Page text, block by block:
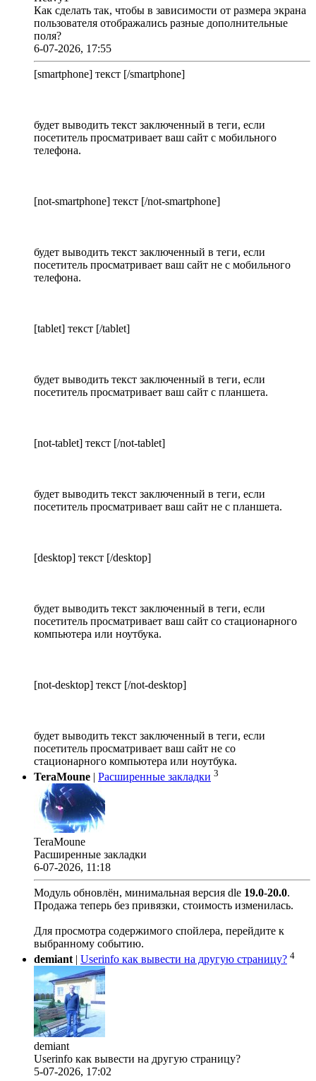
Как сделать так, чтобы в зависимости от размера экрана
пользователя отображались разные дополнительные
поля?
6-07-2026, 17:55
[smartphone] текст [/smartphone]
будет выводить текст заключенный в теги, если
посетитель просматривает ваш сайт с мобильного
телефона.
[not-smartphone] текст [/not-smartphone]
будет выводить текст заключенный в теги, если
посетитель просматривает ваш сайт не с мобильного
телефона.
[tablet] текст [/tablet]
будет выводить текст заключенный в теги, если
посетитель просматривает ваш сайт с планшета.
[not-tablet] текст [/not-tablet]
будет выводить текст заключенный в теги, если
посетитель просматривает ваш сайт не с планшета.
[desktop] текст [/desktop]
будет выводить текст заключенный в теги, если
посетитель просматривает ваш сайт со стационарного
компьютера или ноутбука.
[not-desktop] текст [/not-desktop]
будет выводить текст заключенный в теги, если
посетитель просматривает ваш сайт не со
стационарного компьютера или ноутбука.
TeraMoune | Расширенные закладки 3
TeraMoune
Расширенные закладки
6-07-2026, 11:18
Модуль обновлён, минимальная версия dle 19.0-20.0.
Продажа теперь без привязки, стоимость изменилась.
Для просмотра содержимого спойлера, перейдите к
выбранному событию.
demiant | Userinfo как вывести на другую страницу? 4
demiant
Userinfo как вывести на другую страницу?
5-07-2026, 17:02